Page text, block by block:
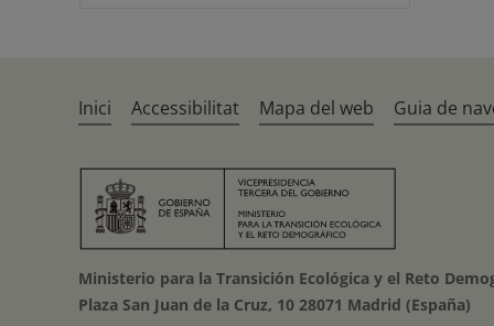
Inici Accessibilitat Mapa del web Guia de
Ministerio para la Transición Ecológica y el Reto
Plaza San Juan de la Cruz, 10 28071 Madrid (España)